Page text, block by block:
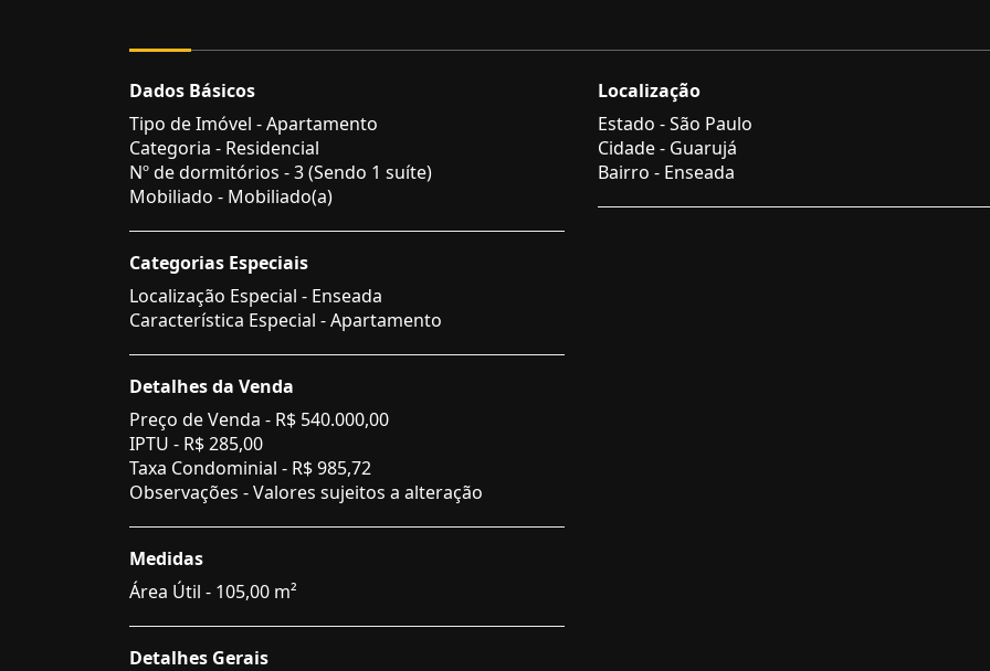
Dados Básicos
Tipo de Imóvel - Apartamento
Categoria - Residencial
Nº de dormitórios - 3 (Sendo 1 suíte)
Mobiliado - Mobiliado(a)
Categorias Especiais
Localização Especial - Enseada
Característica Especial - Apartamento
Detalhes da Venda
Preço de Venda - R$ 540.000,00
IPTU - R$ 285,00
Taxa Condominial - R$ 985,72
Observações - Valores sujeitos a alteração
Medidas
Área Útil - 105,00 m²
Detalhes Gerais
Localização
Estado -São Paulo
Cidade - Guarujá
Bairro - Enseada